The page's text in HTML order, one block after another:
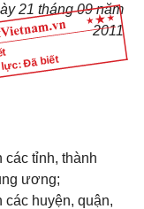
Đã biết
21 tháng 09 năm
2011
các tỉnh, thành
ương;
các huyện, quận,